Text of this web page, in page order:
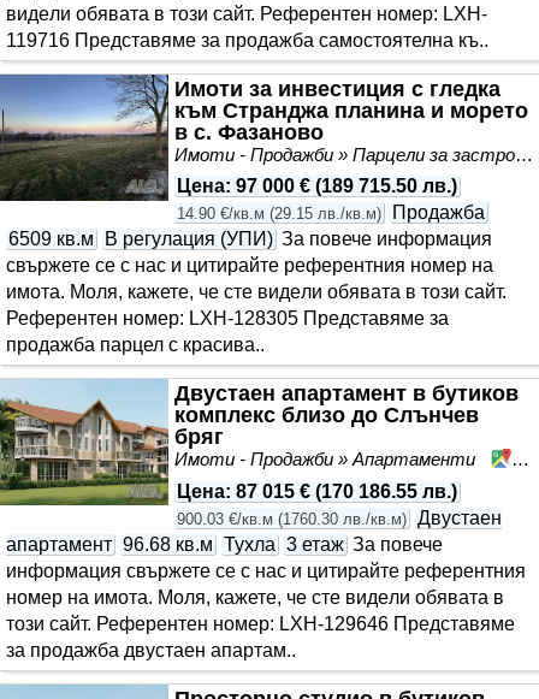
видeли обявата в този сайт. Референтен номер: LXH-
119716 Представяме за продажба самостоятелна къ..
Имоти за инвестиция с гледка
към Странджа планина и морето
в с. Фазаново
Имоти - Продажби » Парцели за застрояване, Инвестиционни проекти
Цена: 97 000 € (189 715.50 лв.)
14.90 €/кв.м (29.15 лв./кв.м)
Продажба
6509 кв.м
В регулация (УПИ) За повече информация
свържете се с нас и цитирайте референтния номер на
имота. Моля, кажете, че сте видeли обявата в този сайт.
Референтен номер: LXH-128305 Представяме за
продажба парцел с красива..
Двустаен апартамент в бутиков
комплекс близо до Слънчев
бряг
Имоти - Продажби » Апартаменти
Цена: 87 015 € (170 186.55 лв.)
900.03 €/кв.м (1760.30 лв./кв.м) Двустаен
апартамент 96.68 кв.м Тухла 3 етаж За повече
информация свържете се с нас и цитирайте референтния
номер на имота. Моля, кажете, че сте видeли обявата в
този сайт. Референтен номер: LXH-129646 Представяме
за продажба двустаен апартам..